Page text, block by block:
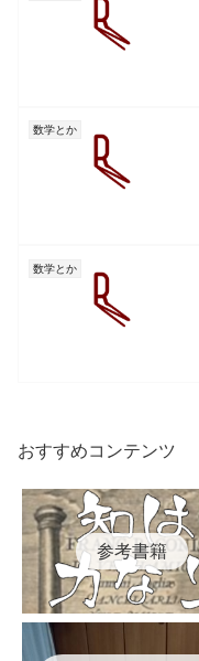
数学とか
数学とか
おすすめコンテンツ
参考書籍